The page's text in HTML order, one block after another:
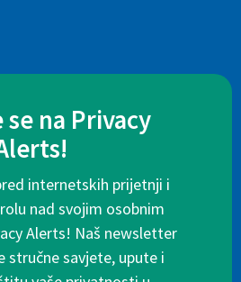
na Privacy
internetskih prijetnji i
nad svojim osobnim
Alerts! Naš newsletter
stručne savjete, upute i